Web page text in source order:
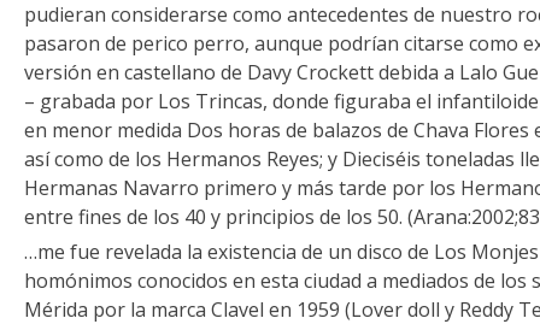
pudieran considerarse como antecedentes de nuestro
pasaron de perico perro, aunque podrían citarse como
versión en castellano de Davy Crockett debida a Lalo
– grabada por Los Trincas, donde figuraba el
en menor medida Dos horas de balazos de Chava
así como de los Hermanos Reyes; y Dieciséis toneladas
Hermanas Navarro primero y más tarde por los
entre fines de los 40 y principios de los 50.
…me fue revelada la existencia de un disco de Los
homónimos conocidos en esta ciudad a mediados de los
Mérida por la marca Clavel en 1959 (Lover doll y Reddy